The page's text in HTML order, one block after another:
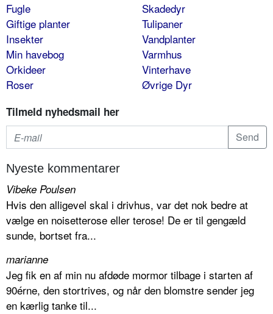
Fugle
Giftige planter
Insekter
Min havebog
Orkideer
Roser
Skadedyr
Tulipaner
Vandplanter
Varmhus
Vinterhave
Øvrige Dyr
Tilmeld nyhedsmail her
Nyeste kommentarer
Vibeke Poulsen
Hvis den alligevel skal i drivhus, var det nok bedre at
vælge en noisetterose eller terose! De er til gengæld
sunde, bortset fra...
marianne
Jeg fik en af min nu afdøde mormor tilbage i starten af
90érne, den stortrives, og når den blomstre sender jeg
en kærlig tanke til...